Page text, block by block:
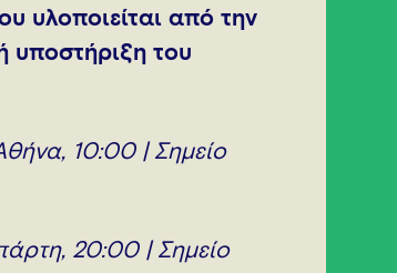
υλοποιείται από την
υποστήριξη του
10:00 | Σημείο
20:00 | Σημείο